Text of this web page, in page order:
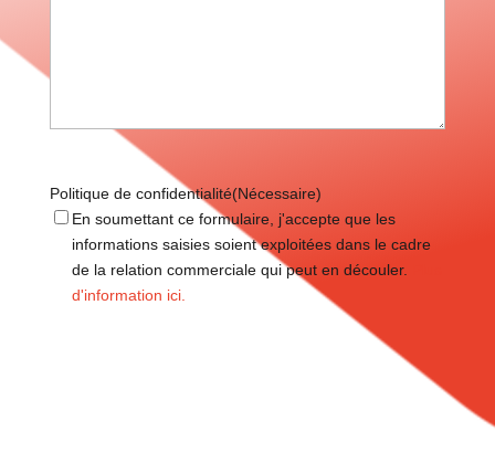
Politique de confidentialité(Nécessaire)
En soumettant ce formulaire, j'accepte que les
informations saisies soient exploitées dans le cadre
de la relation commerciale qui peut en découler.
d'information ici.